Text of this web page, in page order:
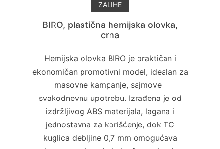
ZALIHE
BIRO, plastična hemijska olovka,
crna
Hemijska olovka BIRO je praktičan i
ekonomičan promotivni model, idealan za
masovne kampanje, sajmove i
svakodnevnu upotrebu. Izrađena je od
izdržljivog ABS materijala, lagana i
jednostavna za korišćenje, dok TC
kuglica debljine 0,7 mm omogućava